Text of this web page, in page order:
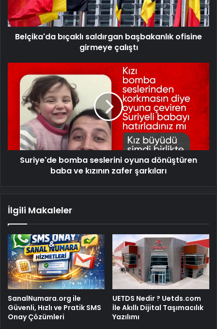
çalıştı
Belçika'da bıçaklı saldırgan başbakanlık ofisine
girmeye çalıştı
bomba
seslerini
oyuna
dönüştüren
kızının
zafer
şarkılarıSuriye'de bomba seslerini oyuna dönüştüren
baba ve kızının zafer şarkıları
İlgili Makaleler
SanalNumara.org ile
Güvenli, Hızlı ve Pratik SMS
Onay Çözümleri
UETDS Nedir ? Uetds.com
İle Akıllı Dijital Taşımacılık
Yazılımı